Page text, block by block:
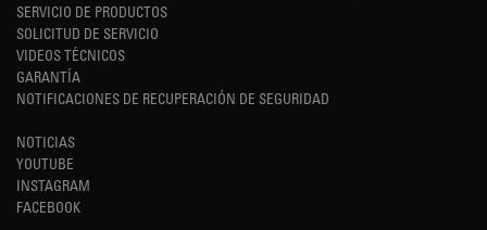
SERVICIO DE PRODUCTOS
SOLICITUD DE SERVICIO
VIDEOS TÉCNICOS
GARANTÍA
NOTIFICACIONES DE RECUPERACIÓN DE SEGURIDAD
NOTICIAS
YOUTUBE
INSTAGRAM
FACEBOOK